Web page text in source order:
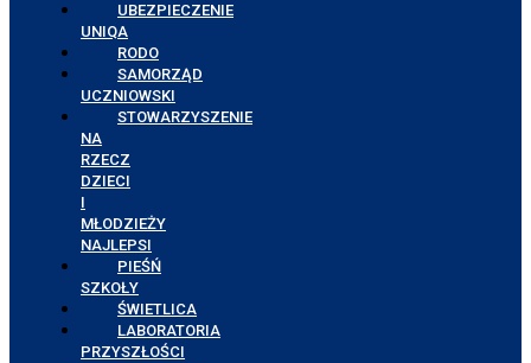
UBEZPIECZENIE
UNIQA
RODO
SAMORZĄD
UCZNIOWSKI
STOWARZYSZENIE
NA
RZECZ
DZIECI
I
MŁODZIEŻY
NAJLEPSI
PIEŚŃ
SZKOŁY
ŚWIETLICA
LABORATORIA
PRZYSZŁOŚCI